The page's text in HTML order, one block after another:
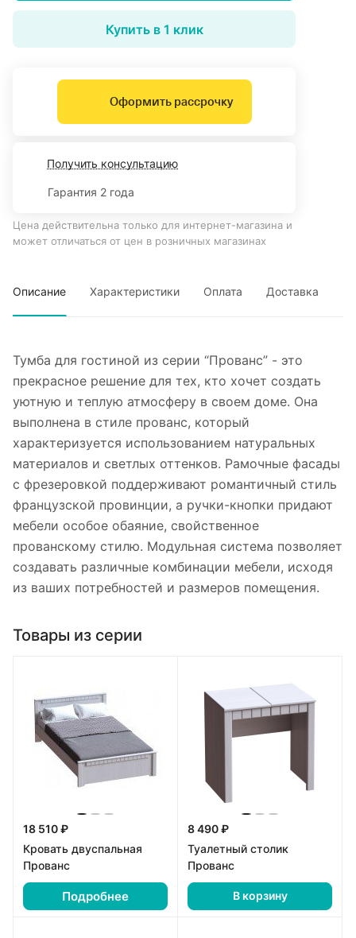
Купить в 1 клик
Оформить рассрочку
Получить консультацию
Гарантия 2 года
Цена действительна только для интернет-магазина и
может отличаться от цен в розничных магазинах
Описание Характеристики Оплата Доставка
Тумба для гостиной из серии “Прованс” - это
прекрасное решение для тех, кто хочет создать
уютную и теплую атмосферу в своем доме. Она
выполнена в стиле прованс, который
характеризуется использованием натуральных
материалов и светлых оттенков. Рамочные фасады
с фрезеровкой поддерживают романтичный стиль
французской провинции, а ручки-кнопки придают
мебели особое обаяние, свойственное
прованскому стилю. Модульная система позволяет
создавать различные комбинации мебели, исходя
из ваших потребностей и размеров помещения.
Товары из серии
18 510 ₽
Кровать двуспальная
Прованс
Подробнее
8 490 ₽
Туалетный столик
Прованс
В корзину